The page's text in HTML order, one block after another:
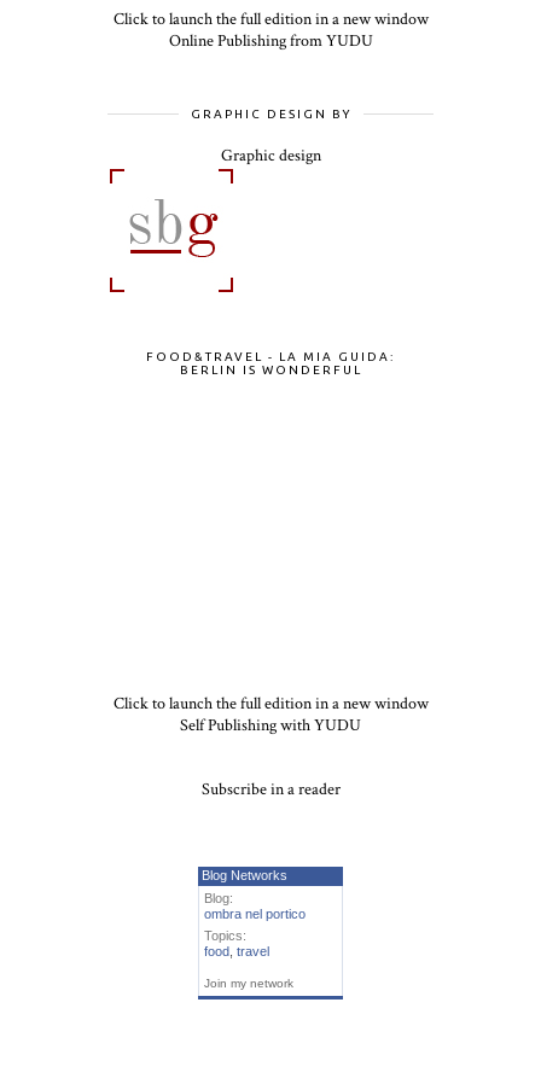
Click to launch the full edition in a new window
Online Publishing from YUDU
GRAPHIC DESIGN BY
Graphic design
FOOD&TRAVEL - LA MIA GUIDA:
BERLIN IS WONDERFUL
Click to launch the full edition in a new window
Self Publishing with YUDU
Subscribe in a reader
Blog Networks
Blog:
ombra nel portico
Topics:
food travel
Join my network